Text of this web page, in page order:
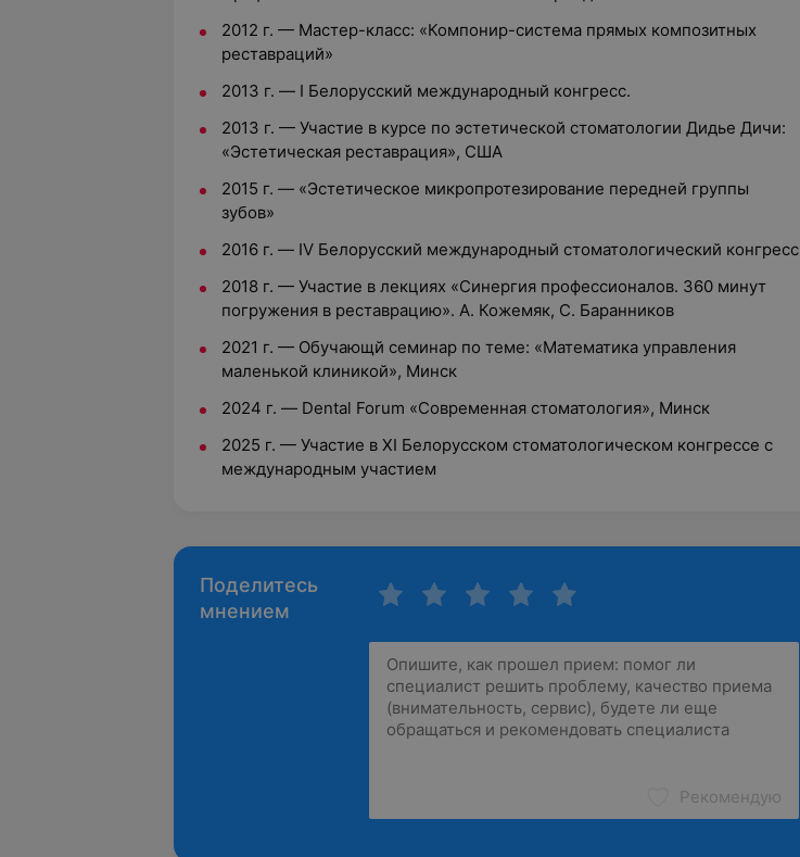
2012 г. — Мастер-класс: «Компонир-система прямых композитных
реставраций»
2013 г. — I Белорусский международный конгресс.
2013 г. — Участие в курсе по эстетической стоматологии Дидье Дичи:
«Эстетическая реставрация», США
2015 г. — «Эстетическое микропротезирование передней группы
зубов»
2016 г. — IV Белорусский международный стоматологический конгресс
2018 г. — Участие в лекциях «Синергия профессионалов. 360 минут
погружения в реставрацию». А. Кожемяк, С. Баранников
2021 г. — Обучающй семинар по теме: «Математика управления
маленькой клиникой», Минск
2024 г. — Dental Forum «Современная стоматология», Минск
2025 г. — Участие в XI Белорусском стоматологическом конгрессе с
международным участием
Поделитесь
мнением
Рекомендую